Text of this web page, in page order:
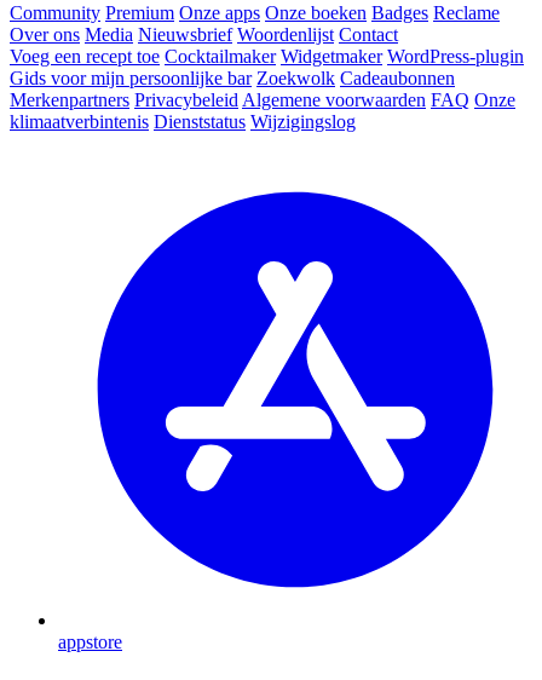
Community Premium Onze apps Onze boeken Badges Reclame
Over ons Media Nieuwsbrief Woordenlijst Contact
Voeg een recept toe Cocktailmaker Widgetmaker WordPress-plugin
Gids voor mijn persoonlijke bar Zoekwolk Cadeaubonnen
Merkenpartners Privacybeleid Algemene voorwaarden FAQ Onze
klimaatverbintenis Dienststatus Wijzigingslog
appstore